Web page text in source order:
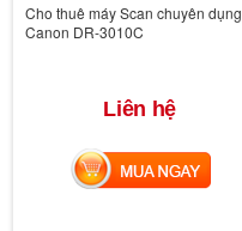
Cho thuê máy Scan chuyên dụng
Canon DR-3010C
Liên hệ
MUA NGAY